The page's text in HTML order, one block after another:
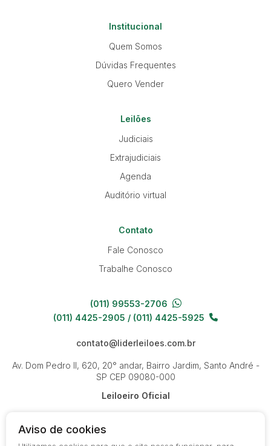
Institucional
Quem Somos
Dúvidas Frequentes
Quero Vender
Leilões
Judiciais
Extrajudiciais
Agenda
Auditório virtual
Contato
Fale Conosco
Trabalhe Conosco
(011) 99553-2706
(011) 4425-2905 / (011) 4425-5925
contato@liderleiloes.com.br
Av. Dom Pedro II, 620, 20° andar, Bairro Jardim, Santo André -
SP CEP 09080-000
Leiloeiro Oficial
Aviso de cookies